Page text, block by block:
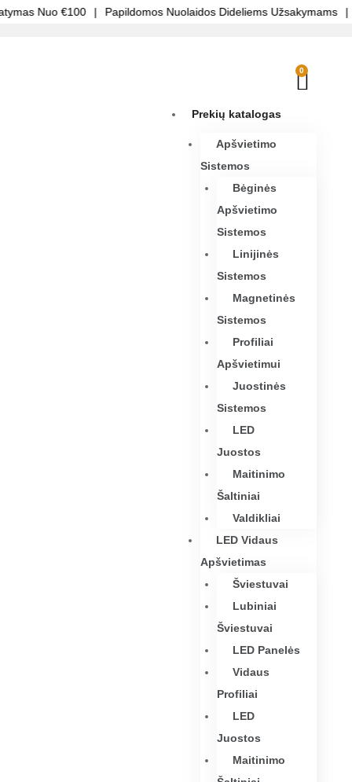
Nuo €100 | Papildomos Nuolaidos Dideliems Užsakymams |
0
Prekių katalogas
Apšvietimo
Sistemos
Bėginės
Apšvietimo
Sistemos
Linijinės
Sistemos
Magnetinės
Sistemos
Profiliai
Apšvietimui
Juostinės
Sistemos
LED
Juostos
Maitinimo
Šaltiniai
Valdikliai
LED Vidaus
Apšvietimas
Šviestuvai
Lubiniai
Šviestuvai
LED Panelės
Vidaus
Profiliai
LED
Juostos
Maitinimo